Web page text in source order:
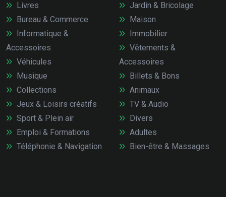
Livres
Bureau & Commerce
Informatique &
Accessoires
Véhicules
Jardin & Bricolage
Maison
Immobilier
Vêtements &
Accessoires
Musique
Collections
Jeux & Loisirs créatifs
Sport & Plein air
Emploi & Formations
Téléphonie & Navigation
Billets & Bons
Animaux
TV & Audio
Divers
Adultes
Bien-être & Massages